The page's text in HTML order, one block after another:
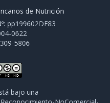
de Nutrición
pp199602DF83
0622
5806
bajo una